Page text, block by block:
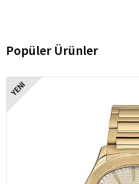
Popüler Ürünler
YENI